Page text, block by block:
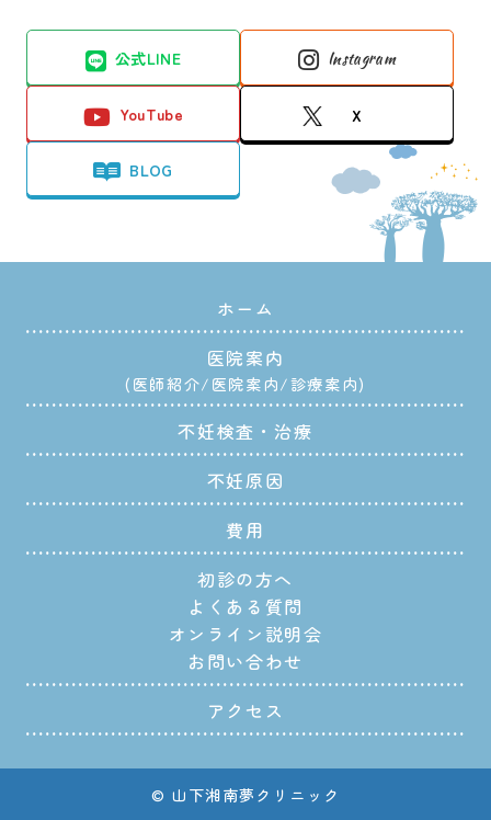
第37回日本受精着床学会
中田久美子
【学会発表】自主開発した極少数精子
凍結保存コンテナー（MAYU）で凍結融
解したTESE精子でICSIを行い妊娠した
第38回日本アンドロロジー学会
中田久美子
2019
【学会発表】L-カルニチンを含有する
培養液による精子調整および媒精が培
養成績に与える影響について
第60回日本卵子学会
越智梓、河野博臣、高井彩、阿部睦、
飯村裕規、中嶋直綱、陳默、田中結侑
子、吉田雅人、山下直樹
【学会発表】Portable WiFi router 由来
の電磁波がヒト精子に与える影響につ
いての検討
n is led by sperm centrosome-depende
nt MTOCs in humans.
Reproduction. 2021 161 V1–V4. doi: 10.1
530/REP-21-0061
Kai Y, Kawano H, Yamashita N.
【論文】Chromosomal analyses of hu
eration sequencing.
Reproductive Medicine and Biology. 20
21;00:1-7. doi: 10.1002/rmb2.12378
Kawano H, Yamashita N, Itou J, Kashi
wazaki N.
【講演】胚凍結融解（ガラス化法）に
おけるデキストランの有用性について
～Vit Kit-NXの製品評価～
FUJIFILM Irvine Scientific社 WEBセミ
ナー（2021年3月オンライン）
臨床への応用から基礎研究まで〜
A)?
ESHRE 39th annual meeting (2023 Jun)
Nakajima N, Kawano H, Takai A, Abe
M, Chen M, Ochi A, Shinoda M, Yoshida
M, Yamashita N.
【講演】クラウドファンディングによ
第40回平成不妊研究会（2023年6月）
【学会発表】
優秀演題賞受賞
受精から第二卵割に至るヒト精子尾部
における形態変化の超解像イメージン
第64回日本卵子学会学術集会（2023年5
甲斐義輝、山下直樹
2023
【学会発表】Direct Cleavageは胚盤胞
の染色体異数性や胚盤胞移植後の臨床
第64回日本卵子学会学術集会（2023年5
公式LINE Instagram
YouTube X
BLOG
ホーム
医院案内
医師紹介 医院案内 診療案内
不妊検査・治療
不妊原因
費用
初診の方へ
よくある質問
オンライン説明会
お問い合わせ
アクセス
© 山下湘南夢クリニック